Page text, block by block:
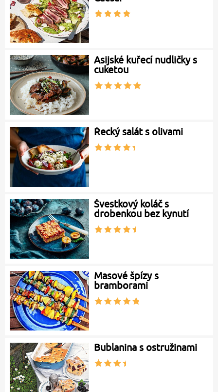
Asijské kuřecí nudličky s
cuketou
Řecký salát s olivami
Švestkový koláč s
drobenkou bez kynutí
Masové špízy s
bramborami
Bublanina s ostružinami